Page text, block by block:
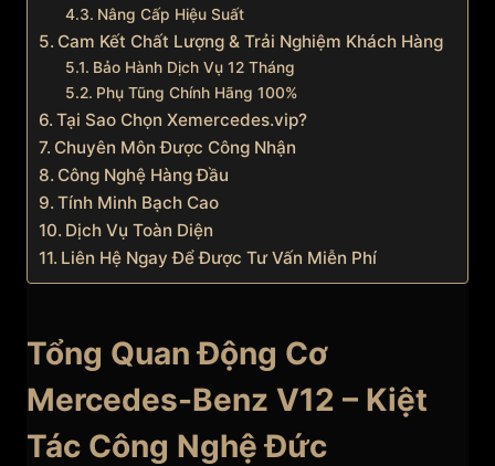
Nâng Cấp Hiệu Suất
Cam Kết Chất Lượng & Trải Nghiệm Khách Hàng
Bảo Hành Dịch Vụ 12 Tháng
Phụ Tũng Chính Hãng 100%
Tại Sao Chọn Xemercedes.vip?
Chuyên Môn Được Công Nhận
Công Nghệ Hàng Đầu
Tính Minh Bạch Cao
Dịch Vụ Toàn Diện
Liên Hệ Ngay Để Được Tư Vấn Miễn Phí
Tổng Quan Động Cơ
Mercedes-Benz V12 – Kiệt
Tác Công Nghệ Đức